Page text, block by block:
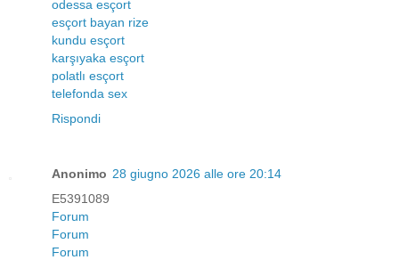
odessa esçort
esçort bayan rize
kundu esçort
karşıyaka esçort
polatlı esçort
telefonda sex
Rispondi
Anonimo 28 giugno 2026 alle ore 20:14
E5391089
Forum
Forum
Forum